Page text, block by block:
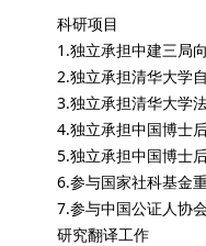
科研项目
1.独立承担中建三局
2.独立承担清华大学
3.独立承担清华大学
4.独立承担中国博士
5.独立承担中国博士
6.参与国家社科基金
7.参与中国公证人协
研究翻译工作